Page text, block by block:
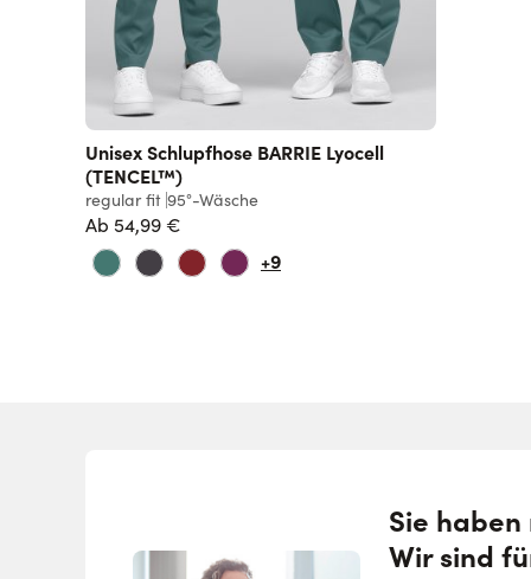
Unisex Schlupfhose BARRIE Lyocell
(TENCEL™)
regular fit 95°-Wäsche
Ab 54,99 €
+9
Sie haben
Wir sind